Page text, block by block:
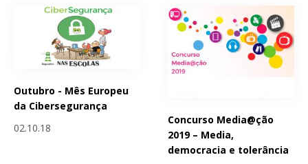
Outubro - Mês Europeu
da Cibersegurança
02.10.18
Concurso Media@ção
2019 – Media,
democracia e tolerância